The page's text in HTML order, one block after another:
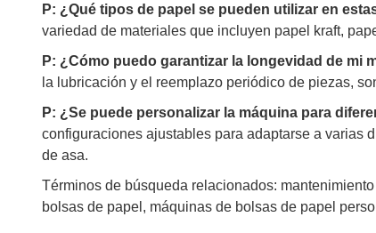
P: ¿Qué tipos de papel se pueden utilizar en
variedad de materiales que incluyen papel kraft,
P: ¿Cómo puedo garantizar la longevidad de mi
la lubricación y el reemplazo periódico de piezas,
P: ¿Se puede personalizar la máquina para
configuraciones ajustables para adaptarse a varias
de asa.
Términos de búsqueda relacionados:
bolsas de papel, máquinas de bolsas de papel